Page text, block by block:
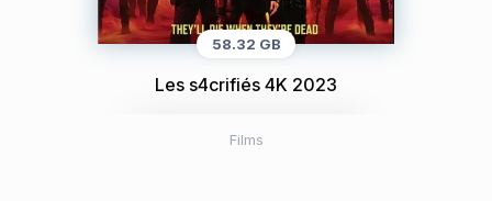
58.32 GB
Les s4crifiés 4K 2023
Films